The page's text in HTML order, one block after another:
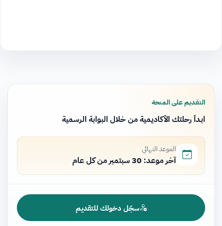
التقديم على المنحة
ابدأ رحلتك الأكاديمية من خلال البوابة الرسمية
الموعد النهائي
آخر موعد: 30 سبتمبر من كل عام
سجّل دخولك للتقديم